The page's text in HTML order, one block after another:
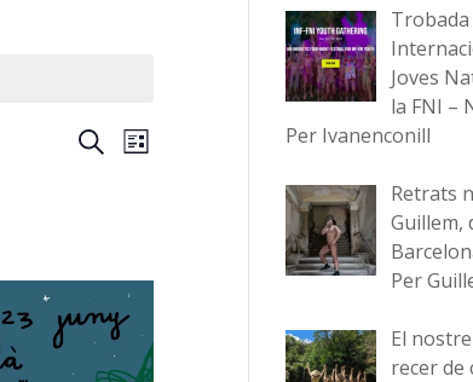
Navegació
cerca
d'Esdeveniments
Cerca Navegació
visualitzacions
Esdeveniment
List
Trobada
Joves
la FNI –
Per Ivanenconill
Retrats
Guillem,
Per
El
recer de